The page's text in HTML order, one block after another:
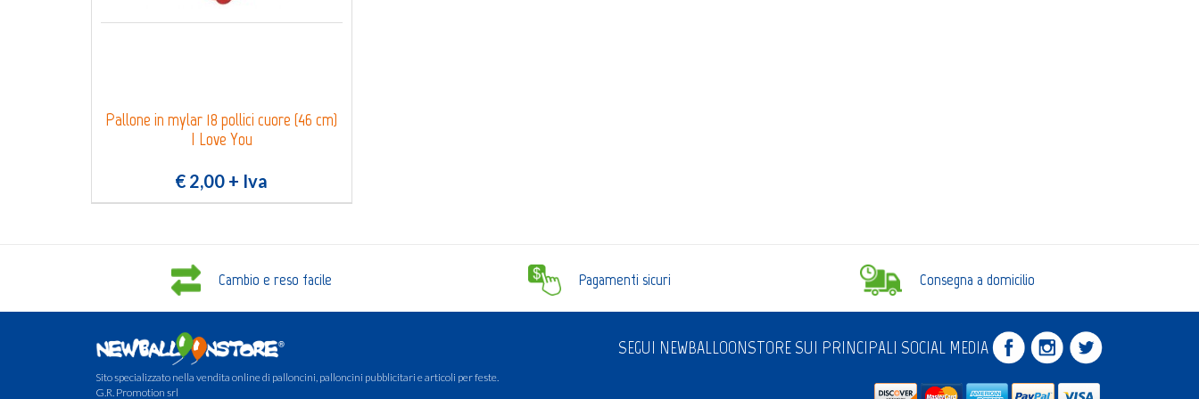
Pallone in mylar 18 pollici cuore (46 cm)
I Love You
€ 2,00 + Iva
Cambio e reso facile Pagamenti sicuri Consegna a domicilio
Sito specializzato nella vendita online di palloncini, palloncini pubblicitari e articoli per feste.
G.R. Promotion srl
SEGUI NEWBALLOONSTORE SUI PRINCIPALI SOCIAL MEDIA